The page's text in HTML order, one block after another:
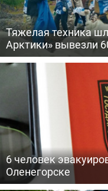
Тяжелая техника
Арктики» вывезли
6 человек
Оленегорске